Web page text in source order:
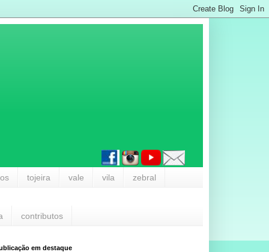
tojeira vale vila zebral
contributos
em destaque